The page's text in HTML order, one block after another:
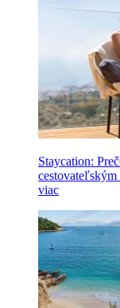
Staycation:
cestovateľským
viac